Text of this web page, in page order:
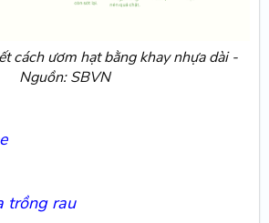
cách ươm hạt bằng khay nhựa dài -
Nguồn: SBVN
trồng rau